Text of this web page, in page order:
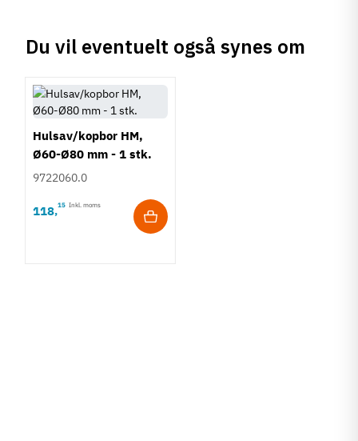
Du vil eventuelt også synes om
Hulsav/kopbor HM,
Ø60-Ø80 mm - 1 stk.
9722060.0
118,15 Inkl. moms